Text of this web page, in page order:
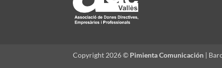
Copyright 2026 © Pimienta Comunicación |